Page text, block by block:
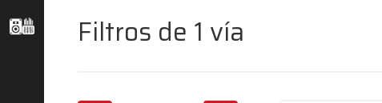
Filtros de 1 vía